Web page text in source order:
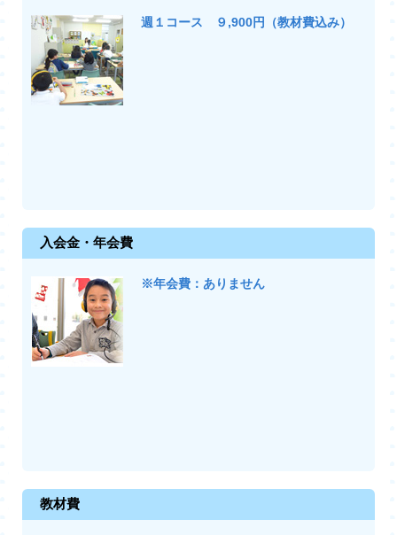
週１コース ９,900円（教材費込み）
入会金・年会費
※年会費：ありません
教材費